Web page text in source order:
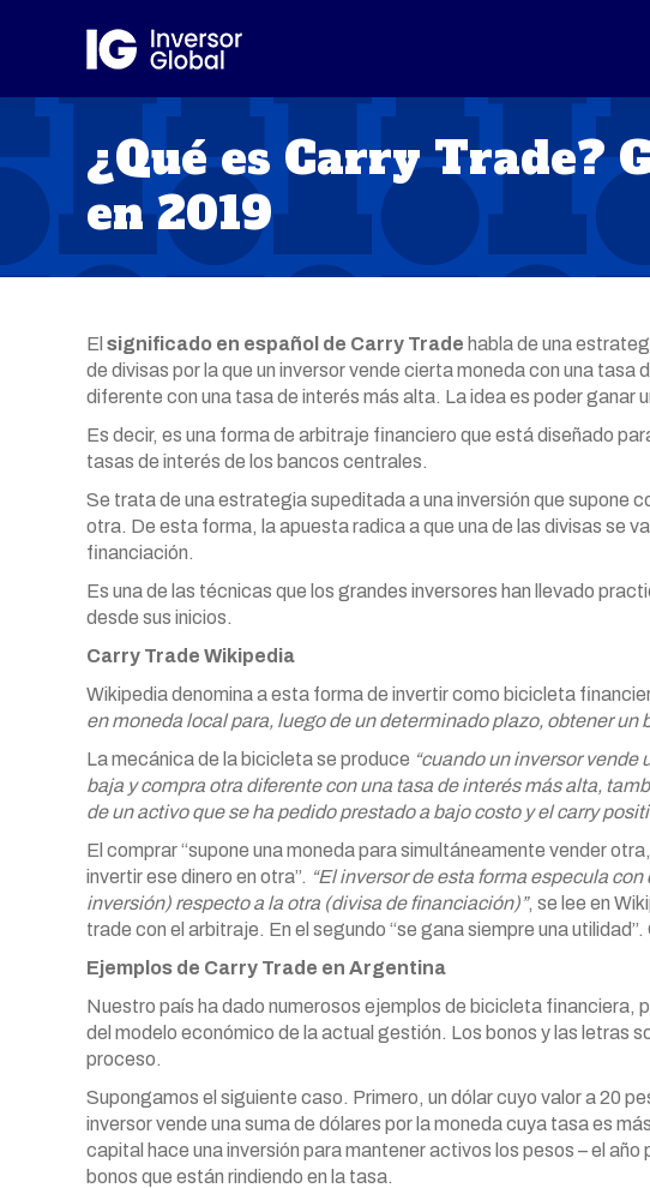
¿Qué es Carry Trade?
en 2019
El significado en español de Carry Trade habla de una
de divisas por la que un inversor vende cierta moneda con una
diferente con una tasa de interés más alta. La idea es poder ganar
Es decir, es una forma de arbitraje financiero que está diseñado
tasas de interés de los bancos centrales.
Se trata de una estrategia supeditada a una inversión que supone
otra. De esta forma, la apuesta radica a que una de las divisas se
financiación.
Es una de las técnicas que los grandes inversores han llevado
desde sus inicios.
Carry Trade Wikipedia
Wikipedia denomina a esta forma de invertir como bicicleta
en moneda local para, luego de un determinado plazo, obtener un
La mecánica de la bicicleta se produce “cuando un inversor
baja y compra otra diferente con una tasa de interés más alta,
de un activo que se ha pedido prestado a bajo costo y el carry
El comprar “supone una moneda para simultáneamente vender
invertir ese dinero en otra”. “El inversor de esta forma especula
inversión) respecto a la otra (divisa de financiación)”, se lee en
trade con el arbitraje. En el segundo “se gana siempre una
Ejemplos de Carry Trade en Argentina
Nuestro país ha dado numerosos ejemplos de bicicleta
del modelo económico de la actual gestión. Los bonos y las letras
proceso.
Supongamos el siguiente caso. Primero, un dólar cuyo valor a 20
inversor vende una suma de dólares por la moneda cuya tasa es
capital hace una inversión para mantener activos los pesos – el
bonos que están rindiendo en la tasa.